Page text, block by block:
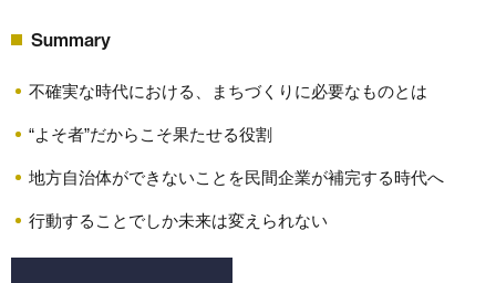
Summary
不確実な時代における、まちづくりに必要なものとは
“よそ者”だからこそ果たせる役割
地方自治体ができないことを民間企業が補完する時代へ
行動することでしか未来は変えられない